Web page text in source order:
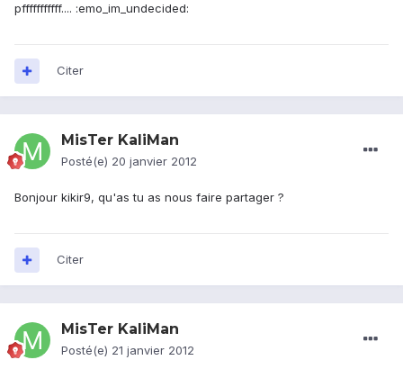
pfffffffffff.... :emo_im_undecided:
Citer
MisTer KaliMan
Posté(e) 20 janvier 2012
Bonjour kikir9, qu'as tu as nous faire partager ?
Citer
MisTer KaliMan
Posté(e) 21 janvier 2012